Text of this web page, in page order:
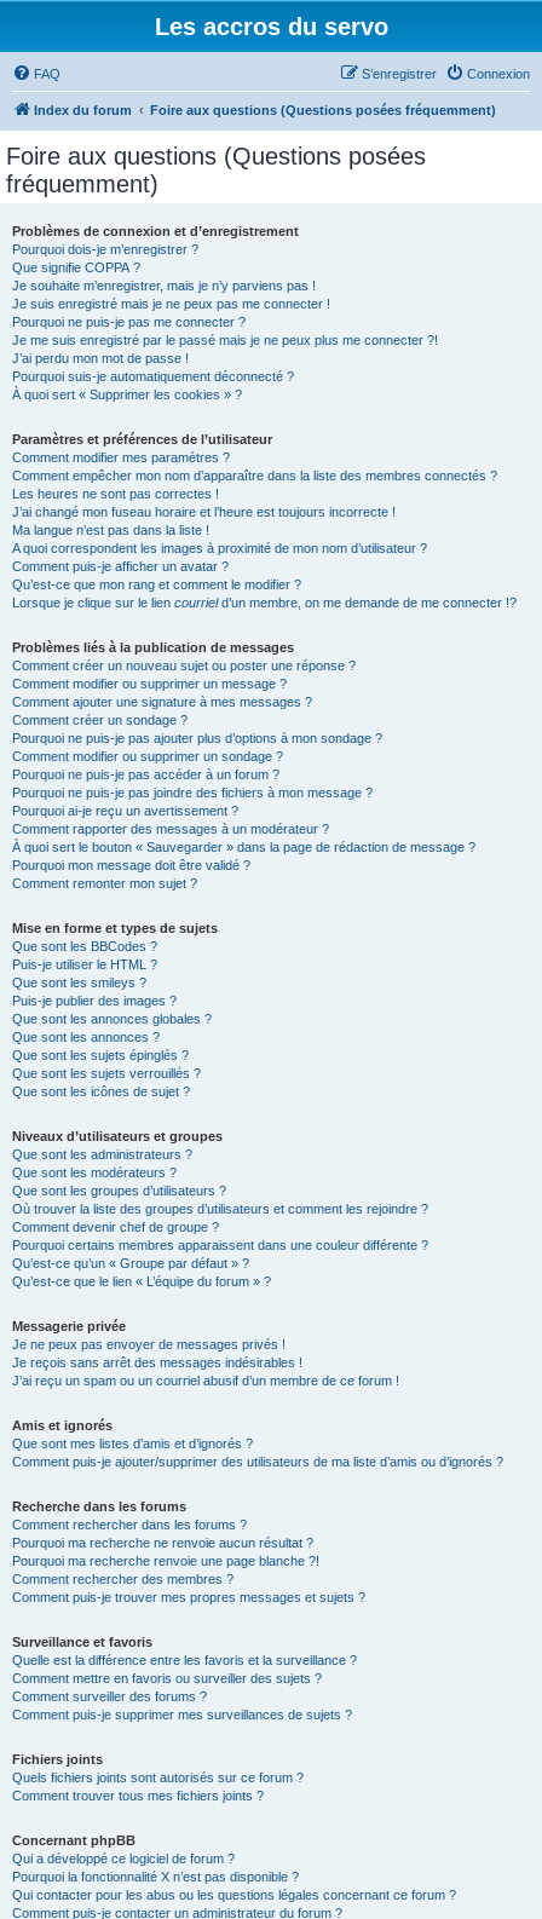
Les accros du servo
FAQ Connexion
S’enregistrer
Index du forum Foire aux questions (Questions posées fréquemment)
Foire aux questions (Questions posées
fréquemment)
Problèmes de connexion et d’enregistrement
Pourquoi dois-je m’enregistrer ?
Que signifie COPPA ?
Je souhaite m’enregistrer, mais je n’y parviens pas !
Je suis enregistré mais je ne peux pas me connecter !
Pourquoi ne puis-je pas me connecter ?
Je me suis enregistré par le passé mais je ne peux plus me connecter ?!
J’ai perdu mon mot de passe !
Pourquoi suis-je automatiquement déconnecté ?
À quoi sert « Supprimer les cookies » ?
Paramètres et préférences de l’utilisateur
Comment modifier mes paramètres ?
Comment empêcher mon nom d’apparaître dans la liste des membres connectés ?
Les heures ne sont pas correctes !
J’ai changé mon fuseau horaire et l’heure est toujours incorrecte !
Ma langue n’est pas dans la liste !
A quoi correspondent les images à proximité de mon nom d’utilisateur ?
Comment puis-je afficher un avatar ?
Qu’est-ce que mon rang et comment le modifier ?
Lorsque je clique sur le lien courrield’un membre, on me demande de me connecter !?
Problèmes liés à la publication de messages
Comment créer un nouveau sujet ou poster une réponse ?
Comment modifier ou supprimer un message ?
Comment ajouter une signature à mes messages ?
Comment créer un sondage ?
Pourquoi ne puis-je pas ajouter plus d’options à mon sondage ?
Comment modifier ou supprimer un sondage ?
Pourquoi ne puis-je pas accéder à un forum ?
Pourquoi ne puis-je pas joindre des fichiers à mon message ?
Pourquoi ai-je reçu un avertissement ?
Comment rapporter des messages à un modérateur ?
À quoi sert le bouton « Sauvegarder » dans la page de rédaction de message ?
Pourquoi mon message doit être validé ?
Comment remonter mon sujet ?
Mise en forme et types de sujets
Que sont les BBCodes ?
Puis-je utiliser le HTML ?
Que sont les smileys ?
Puis-je publier des images ?
Que sont les annonces globales ?
Que sont les annonces ?
Que sont les sujets épinglés ?
Que sont les sujets verrouillés ?
Que sont les icônes de sujet ?
Niveaux d’utilisateurs et groupes
Que sont les administrateurs ?
Que sont les modérateurs ?
Que sont les groupes d’utilisateurs ?
Où trouver la liste des groupes d’utilisateurs et comment les rejoindre ?
Comment devenir chef de groupe ?
Pourquoi certains membres apparaissent dans une couleur différente ?
Qu’est-ce qu’un « Groupe par défaut » ?
Qu’est-ce que le lien « L’équipe du forum » ?
Messagerie privée
Je ne peux pas envoyer de messages privés !
Je reçois sans arrêt des messages indésirables !
J’ai reçu un spam ou un courriel abusif d’un membre de ce forum !
Amis et ignorés
Que sont mes listes d’amis et d’ignorés ?
Comment puis-je ajouter/supprimer des utilisateurs de ma liste d’amis ou d’ignorés ?
Recherche dans les forums
Comment rechercher dans les forums ?
Pourquoi ma recherche ne renvoie aucun résultat ?
Pourquoi ma recherche renvoie une page blanche ?!
Comment rechercher des membres ?
Comment puis-je trouver mes propres messages et sujets ?
Surveillance et favoris
Quelle est la différence entre les favoris et la surveillance ?
Comment mettre en favoris ou surveiller des sujets ?
Comment surveiller des forums ?
Comment puis-je supprimer mes surveillances de sujets ?
Fichiers joints
Quels fichiers joints sont autorisés sur ce forum ?
Comment trouver tous mes fichiers joints ?
Concernant phpBB
Qui a développé ce logiciel de forum ?
Pourquoi la fonctionnalité X n’est pas disponible ?
Qui contacter pour les abus ou les questions légales concernant ce forum ?
Comment puis-je contacter un administrateur du forum ?